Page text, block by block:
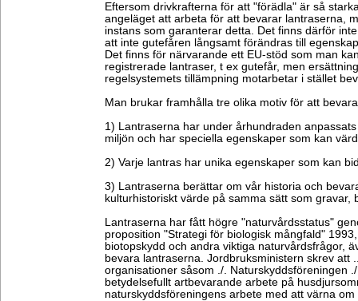
Eftersom drivkrafterna för att "förädla" är så
angeläget att arbeta för att bevarar lantraserna,
instans som garanterar detta. Det finns därför
att inte gutefåren långsamt förändras till
Det finns för närvarande ett EU-stöd som man
registrerade lantraser, t ex gutefår, men
regelsystemets tillämpning motarbetar i stället
Man brukar framhålla tre olika motiv för att
1) Lantraserna har under århundraden
miljön och har speciella egenskaper som kan
2) Varje lantras har unika egenskaper som kan
3) Lantraserna berättar om vår historia och
kulturhistoriskt värde på samma sätt som gravar,
Lantraserna har fått högre "naturvårdsstatus"
proposition "Strategi för biologisk mångfald"
biotopskydd och andra viktiga naturvårdsfrågor,
bevara lantraserna. Jordbruksministern skrev att
organisationer såsom ./. Naturskyddsföreningen
betydelsefullt artbevarande arbete på
naturskyddsföreningens arbete med att värna